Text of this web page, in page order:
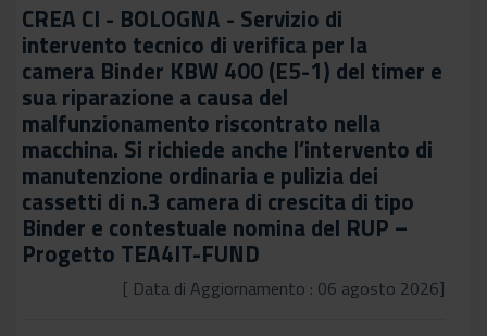
CREA CI - BOLOGNA - Servizio di
intervento tecnico di verifica per la
camera Binder KBW 400 (E5-1) del timer e
sua riparazione a causa del
malfunzionamento riscontrato nella
macchina. Si richiede anche l’intervento di
manutenzione ordinaria e pulizia dei
cassetti di n.3 camera di crescita di tipo
Binder e contestuale nomina del RUP –
Progetto TEA4IT-FUND
[ Data di Aggiornamento : 06 agosto 2026]